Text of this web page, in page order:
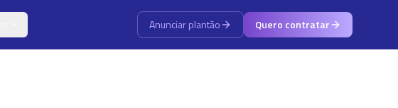
Anunciar plantão Quero contratar